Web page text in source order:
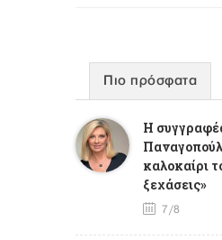
Πιο πρόσφατα
Η
καλοκαίρι
ξεχάσεις»
7/8